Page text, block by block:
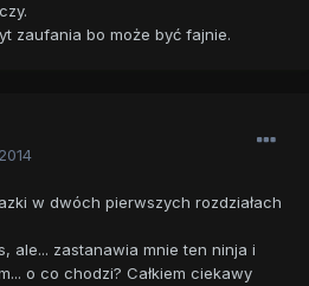
zaufania bo może być fajnie.
w dwóch pierwszych rozdziałach
ale... zastanawia mnie ten ninja i
o co chodzi? Całkiem ciekawy